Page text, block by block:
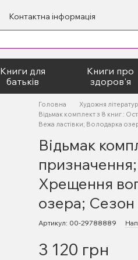
Контактна інформація
Книги для
батьків
Книги про
здоров'я
Головна
Художня
Відьмак комплект з 8 книг :
Вежа ластівки; Володарка
Відьмак
Хрещення
озера;
Артикул: 00-29788889
3 120 грн